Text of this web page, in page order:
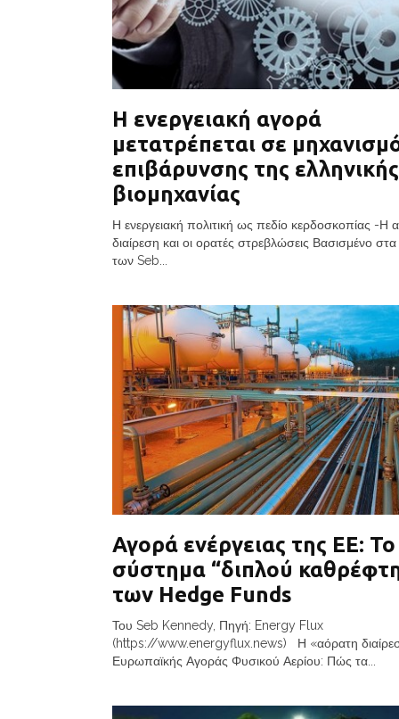
Η ενεργειακή αγορά
μετατρέπεται σε
επιβάρυνσης της ελληνικής
βιομηχανίας
Η ενεργειακή πολιτική ως πεδίο κερδοσκοπίας -Η
διαίρεση και οι ορατές στρεβλώσεις Βασισμένο
των Seb...
Αγορά ενέργειας της ΕΕ: Το
σύστημα “διπλού
των Hedge Funds
Του Seb Kennedy, Πηγή: Energy Flux
(https://www.energyflux.news) Η «αόρατη
Ευρωπαϊκής Αγοράς Φυσικού Αερίου: Πώς τα...